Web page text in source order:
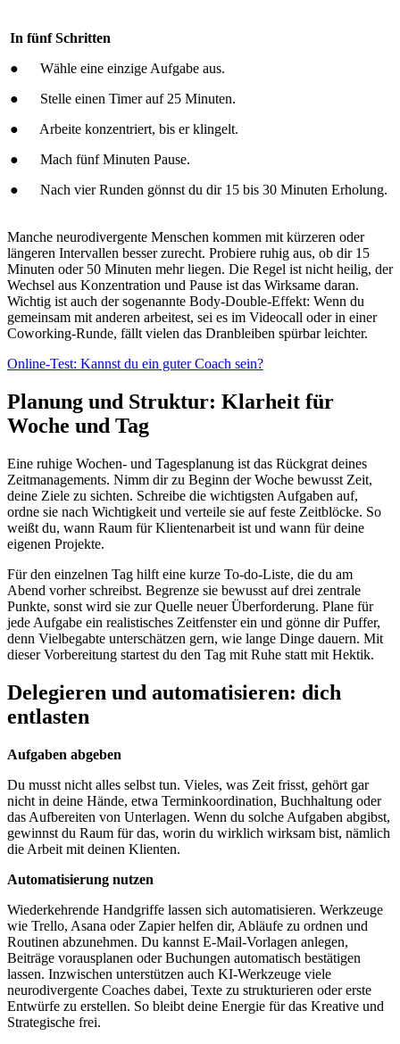
In fünf Schritten
● Wähle eine einzige Aufgabe aus.
● Stelle einen Timer auf 25 Minuten.
● Arbeite konzentriert, bis er klingelt.
● Mach fünf Minuten Pause.
● Nach vier Runden gönnst du dir 15 bis 30 Minuten Erholung.
Manche neurodivergente Menschen kommen mit kürzeren oder
längeren Intervallen besser zurecht. Probiere ruhig aus, ob dir 15
Minuten oder 50 Minuten mehr liegen. Die Regel ist nicht heilig, der
Wechsel aus Konzentration und Pause ist das Wirksame daran.
Wichtig ist auch der sogenannte Body-Double-Effekt: Wenn du
gemeinsam mit anderen arbeitest, sei es im Videocall oder in einer
Coworking-Runde, fällt vielen das Dranbleiben spürbar leichter.
Online-Test: Kannst du ein guter Coach sein?
Planung und Struktur: Klarheit für
Woche und Tag
Eine ruhige Wochen- und Tagesplanung ist das Rückgrat deines
Zeitmanagements. Nimm dir zu Beginn der Woche bewusst Zeit,
deine Ziele zu sichten. Schreibe die wichtigsten Aufgaben auf,
ordne sie nach Wichtigkeit und verteile sie auf feste Zeitblöcke. So
weißt du, wann Raum für Klientenarbeit ist und wann für deine
eigenen Projekte.
Für den einzelnen Tag hilft eine kurze To-do-Liste, die du am
Abend vorher schreibst. Begrenze sie bewusst auf drei zentrale
Punkte, sonst wird sie zur Quelle neuer Überforderung. Plane für
jede Aufgabe ein realistisches Zeitfenster ein und gönne dir Puffer,
denn Vielbegabte unterschätzen gern, wie lange Dinge dauern. Mit
dieser Vorbereitung startest du den Tag mit Ruhe statt mit Hektik.
Delegieren und automatisieren: dich
entlasten
Aufgaben abgeben
Du musst nicht alles selbst tun. Vieles, was Zeit frisst, gehört gar
nicht in deine Hände, etwa Terminkoordination, Buchhaltung oder
das Aufbereiten von Unterlagen. Wenn du solche Aufgaben abgibst,
gewinnst du Raum für das, worin du wirklich wirksam bist, nämlich
die Arbeit mit deinen Klienten.
Automatisierung nutzen
Wiederkehrende Handgriffe lassen sich automatisieren. Werkzeuge
wie Trello, Asana oder Zapier helfen dir, Abläufe zu ordnen und
Routinen abzunehmen. Du kannst E-Mail-Vorlagen anlegen,
Beiträge vorausplanen oder Buchungen automatisch bestätigen
lassen. Inzwischen unterstützen auch KI-Werkzeuge viele
neurodivergente Coaches dabei, Texte zu strukturieren oder erste
Entwürfe zu erstellen. So bleibt deine Energie für das Kreative und
Strategische frei.